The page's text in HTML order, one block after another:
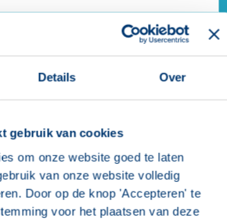
Details Over
gebruik van cookies
om onze website goed te laten
van onze website volledig
Door op de knop 'Accepteren' te
voor het plaatsen van deze
t.b.v. SEC15